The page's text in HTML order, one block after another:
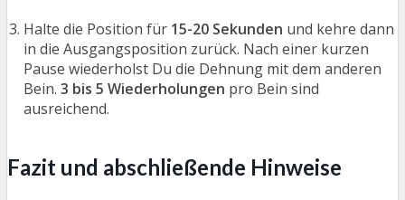
Halte die Position für 15-20 Sekunden und kehre dann
in die Ausgangsposition zurück. Nach einer kurzen
Pause wiederholst Du die Dehnung mit dem anderen
Bein. 3 bis 5 Wiederholungen pro Bein sind
ausreichend.
Fazit und abschließende Hinweise